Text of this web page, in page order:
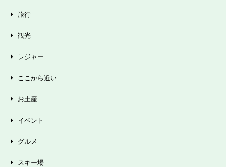
旅行
観光
レジャー
ここから近い
お土産
イベント
グルメ
スキー場